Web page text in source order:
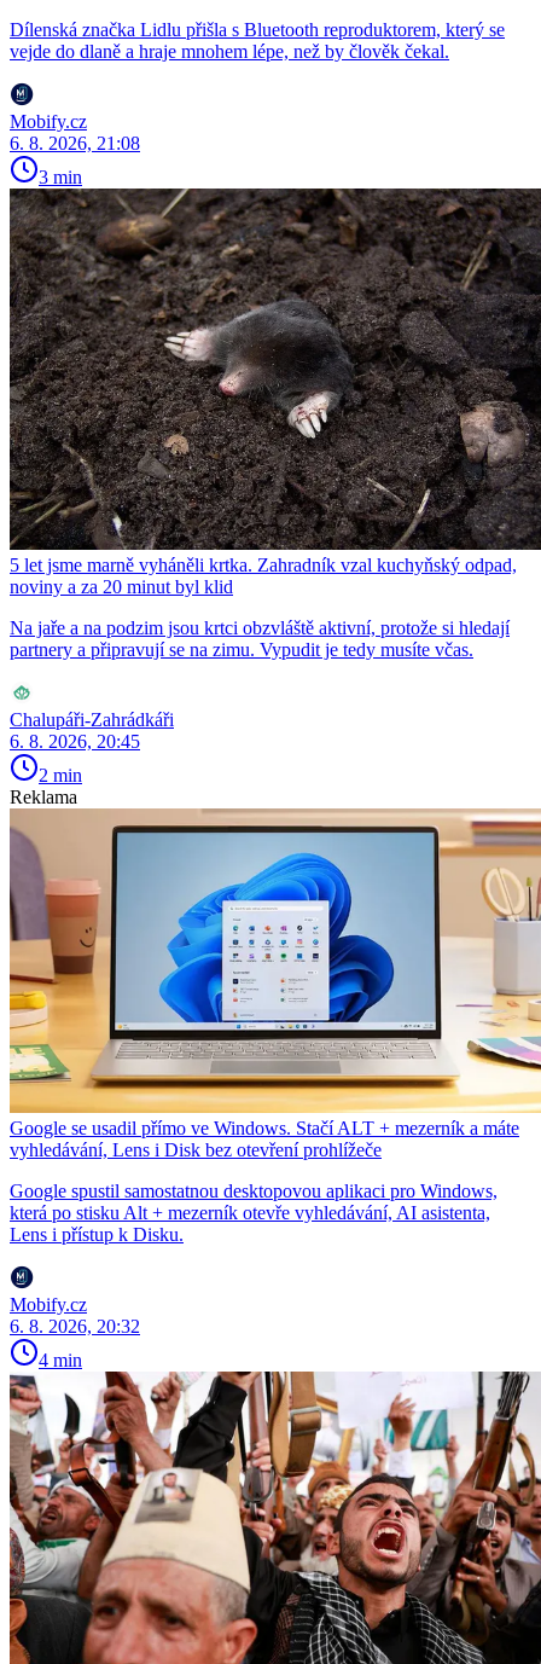
Dílenská značka Lidlu přišla s Bluetooth reproduktorem, který se
vejde do dlaně a hraje mnohem lépe, než by člověk čekal.
Mobify.cz
6. 8. 2026, 21:08
3 min
5 let jsme marně vyháněli krtka. Zahradník vzal kuchyňský odpad,
noviny a za 20 minut byl klid
Na jaře a na podzim jsou krtci obzvláště aktivní, protože si hledají
partnery a připravují se na zimu. Vypudit je tedy musíte včas.
Chalupáři-Zahrádkáři
6. 8. 2026, 20:45
2 min
Reklama
Google se usadil přímo ve Windows. Stačí ALT + mezerník a máte
vyhledávání, Lens i Disk bez otevření prohlížeče
Google spustil samostatnou desktopovou aplikaci pro Windows,
která po stisku Alt + mezerník otevře vyhledávání, AI asistenta,
Lens i přístup k Disku.
Mobify.cz
6. 8. 2026, 20:32
4 min